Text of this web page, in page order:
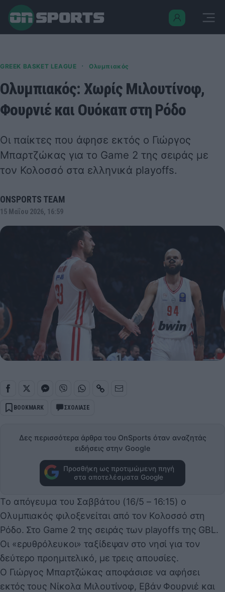
GREEK BASKET LEAGUE · Ολυμπιακός
Ολυμπιακός: Χωρίς Μιλουτίνοφ,
Φουρνιέ και Ουόκαπ στη Ρόδο
Οι παίκτες που άφησε εκτός ο Γιώργος
Μπαρτζώκας για το Game 2 της σειράς με
τον Κολοσσό στα ελληνικά playoffs.
ONSPORTS TEAM
15 Μαΐου 2026, 16:59
BOOKMARK ΣΧΟΛΙΑΣΕ
Δες περισσότερα άρθρα του OnSports όταν αναζητάς
ειδήσεις στην Google
Προσθήκη ως προτιμώμενη πηγή
στα αποτελέσματα Google
To απόγευμα του Σαββάτου (16/5 – 16:15) ο
Ολυμπιακός φιλοξενείται από τον Κολοσσό στη
Ρόδο. Στο Game 2 της σειράς των playoffs της GBL.
Οι «ερυθρόλευκοι» ταξίδεψαν στο νησί για τον
δεύτερο προημιτελικό, με τρεις απουσίες.
Ο Γιώργος Μπαρτζώκας αποφάσισε να αφήσει
εκτός τους Νίκολα Μιλουτίνοφ, Εβάν Φουρνιέ και